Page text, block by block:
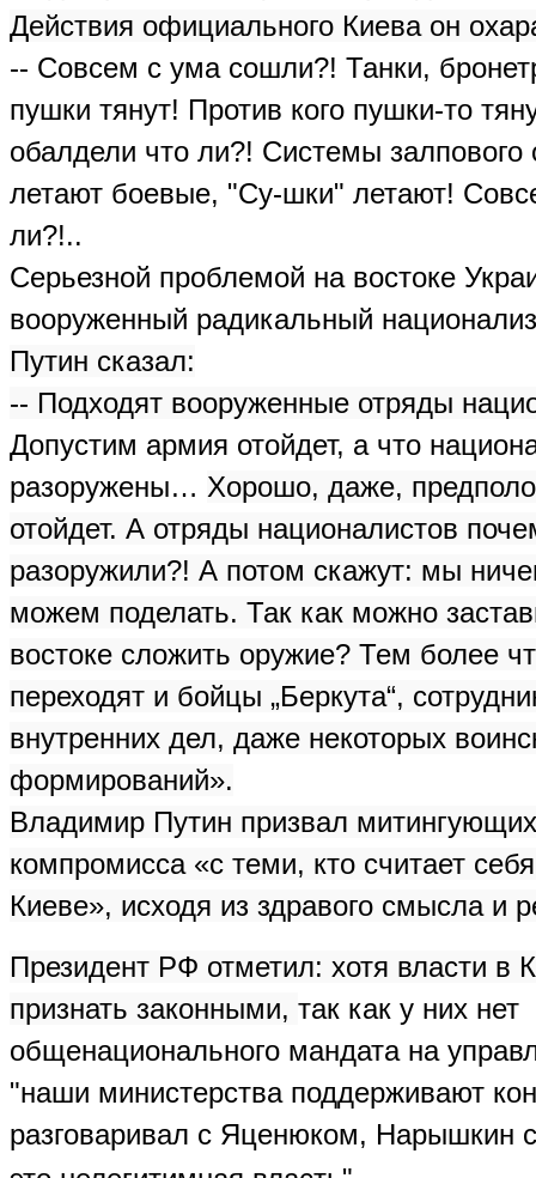
Действия официального Киева он
-- Совсем с ума сошли?! Танки,
пушки тянут! Против кого пушки-то
обалдели что ли?! Системы
летают боевые, "Су-шки" летают!
ли?!..
Серьезной проблемой на востоке
вооруженный радикальный
Путин сказал:
-- Подходят вооруженные отряды
Допустим армия отойдет, а что
разоружены… Хорошо, даже,
отойдет. А отряды националистов
разоружили?! А потом скажут: мы
можем поделать. Так как можно
востоке сложить оружие? Тем более
переходят и бойцы „Беркута“,
внутренних дел, даже некоторых
формирований».
Владимир Путин призвал митингующих
компромисса «с теми, кто считает
Киеве», исходя из здравого смысла и
Президент РФ отметил: хотя власти в
признать законными, так как у них нет
общенационального мандата на
"наши министерства поддерживают
разговаривал с Яценюком, Нарышкин